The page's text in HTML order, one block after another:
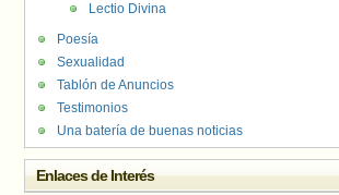
Lectio Divina
Poesía
Sexualidad
Tablón de Anuncios
Testimonios
Una batería de buenas noticias
Enlaces de Interés